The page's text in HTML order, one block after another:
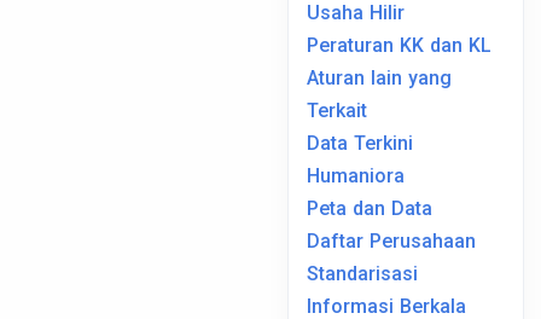
Usaha Hilir
Peraturan KK dan KL
Aturan lain yang
Terkait
Data Terkini
Humaniora
Peta dan Data
Daftar Perusahaan
Standarisasi
Informasi Berkala